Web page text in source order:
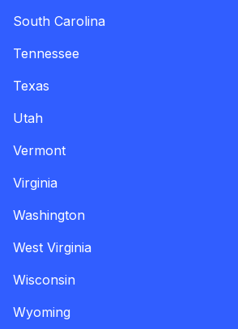
South Carolina
Tennessee
Texas
Utah
Vermont
Virginia
Washington
West Virginia
Wisconsin
Wyoming